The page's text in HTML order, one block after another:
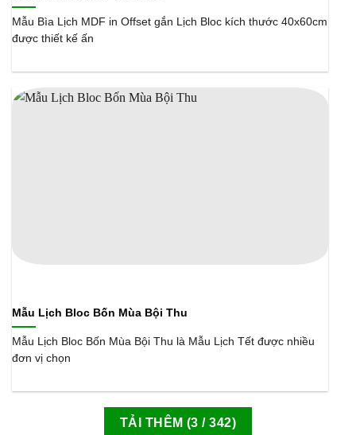
Mẫu Bìa Lịch MDF in Offset gắn Lịch Bloc kích thước 40x60cm
được thiết kế ấn
Mẫu Lịch Bloc Bốn Mùa Bội Thu
Mẫu Lịch Bloc Bốn Mùa Bội Thu là Mẫu Lịch Tết được nhiều
đơn vị chọn
TẢI THÊM (3 / 342)